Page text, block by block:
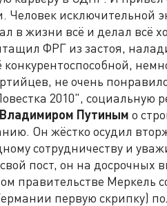
Человек исключительной
в жизни всё и делал всё
ФРГ из застоя,
не очень
2010", социальную
Владимиром Путиным о
Он жёстко осудил
сотрудничеству и
пост, он на досрочных
правительстве Меркель
первую скрипку)